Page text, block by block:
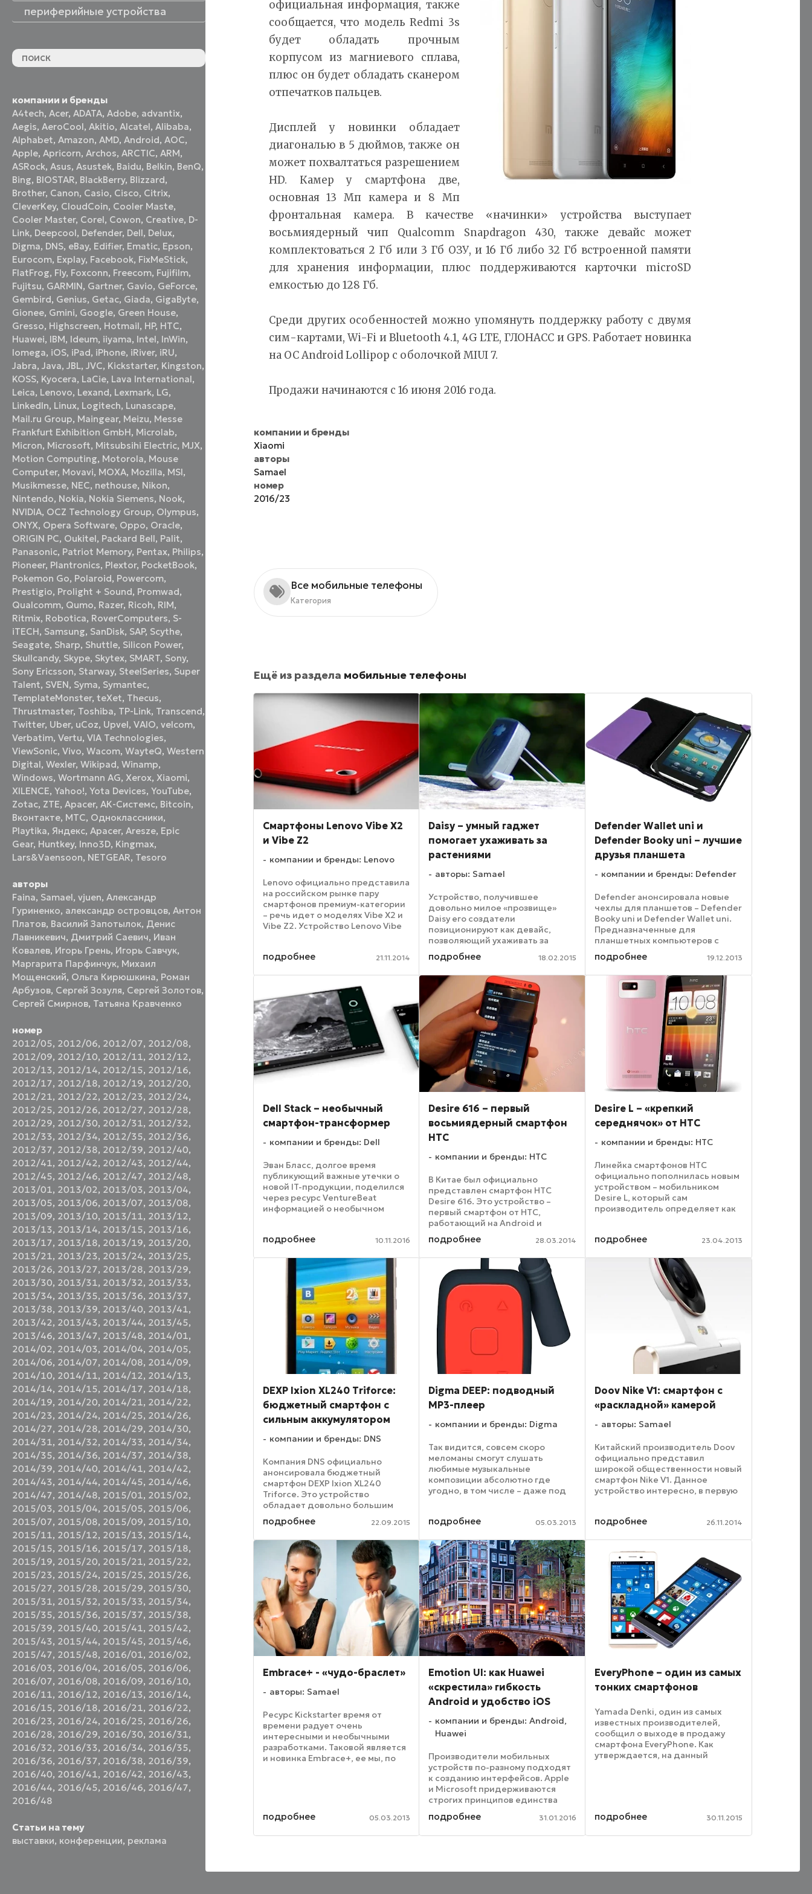
периферийные устройства
компании и бренды
A4tech,Acer,ADATA,Adobe, advantix,
Aegis,AeroCool,Akitio,Alcatel,Alibaba,
Alphabet,Amazon,AMD,Android,AOC,
Apple,Apricorn,Archos,ARCTIC,ARM,
ASRock,Asus,Asustek, Baidu, Belkin, BenQ,
Bing, BIOSTAR, BlackBerry, Blizzard,
Brother, Canon, Casio, Cisco, Citrix,
CleverKey, CloudCoin, Cooler Maste,
Cooler Master, Corel, Cowon, Creative, D-
Link, Deepcool, Defender, Dell, Delux,
Digma, DNS, eBay, Edifier, Ematic, Epson,
Eurocom, Explay, Facebook, FixMeStick,
FlatFrog, Fly, Foxconn, Freecom, Fujifilm,
Fujitsu, GARMIN, Gartner, Gavio, GeForce,
Gembird, Genius, Getac, Giada, GigaByte,
Gionee, Gmini, Google, Green House,
Gresso, Highscreen, Hotmail, HP, HTC,
Huawei, IBM, Ideum, iiyama, Intel, InWin,
Iomega, iOS, iPad, iPhone, iRiver, iRU,
Jabra,Java,JBL,JVC, Kickstarter, Kingston,
KOSS, Kyocera, LaCie, Lava International,
Leica, Lenovo, Lexand, Lexmark, LG,
LinkedIn, Linux, Logitech, Lunascape,
Mail.ru Group, Maingear, Meizu, Messe
Frankfurt Exhibition GmbH, Microlab,
Micron, Microsoft, Mitsubsihi Electric, MJX,
Motion Computing, Motorola, Mouse
Computer, Movavi, MOXA, Mozilla, MSI,
Musikmesse, NEC, nethouse, Nikon,
Nintendo, Nokia, Nokia Siemens, Nook,
NVIDIA, OCZ Technology Group, Olympus,
ONYX, Opera Software, Oppo, Oracle,
ORIGIN PC, Oukitel, Packard Bell, Palit,
Panasonic, Patriot Memory, Pentax, Philips,
Pioneer, Plantronics, Plextor, PocketBook,
Pokemon Go, Polaroid, Powercom,
Prestigio, Prolight + Sound, Promwad,
Qualcomm, Qumo, Razer, Ricoh, RIM,
Ritmix, Robotica, RoverComputers, S-
iTECH, Samsung, SanDisk, SAP, Scythe,
Seagate, Sharp, Shuttle, Silicon Power,
Skullcandy, Skype, Skytex, SMART, Sony,
Sony Ericsson, Starway, SteelSeries, Super
Talent, SVEN, Syma, Symantec,
TemplateMonster,teXet, Thecus,
Thrustmaster, Toshiba, TP-Link, Transcend,
Twitter, Uber, uCoz, Upvel,VAIO,velcom,
Verbatim,Vertu,VIA Technologies,
ViewSonic,Vivo,Wacom,WayteQ,Western
Digital,Wexler,Wikipad,Winamp,
Windows,Wortmann AG,Xerox,Xiaomi,
XILENCE,Yahoo!,Yota Devices,YouTube,
Zotac, ZTE,Аpacer,АК-Системс, Вitcoin,
Вконтакте, МТС, Одноклассники,
Playtika, Яндекс,Apacer,Aresze, Epic
Gear, Huntkey, Inno3D, Kingmax,
Lars&Vaensoon, NETGEAR, Tesoro
авторы
Faina, Samael,vjuen,Александр
Гуриненко, александр островцов,Антон
Платов, Василий Запотылок, Денис
Лавникевич, Дмитрий Саевич, Иван
Ковалев, Игорь Грень, Игорь Савчук,
Маргарита Парфинчук, Михаил
Мощенский, Ольга Кирюшкина, Роман
Арбузов, Сергей Зозуля, Сергей Золотов,
Сергей Смирнов, Татьяна Кравченко
номер
2012/05, 2012/06, 2012/07, 2012/08,
2012/09, 2012/10, 2012/11, 2012/12,
2012/13, 2012/14, 2012/15, 2012/16,
2012/17, 2012/18, 2012/19, 2012/20,
2012/21, 2012/22, 2012/23, 2012/24,
2012/25, 2012/26, 2012/27, 2012/28,
2012/29, 2012/30, 2012/31, 2012/32,
2012/33, 2012/34, 2012/35, 2012/36,
2012/37, 2012/38, 2012/39, 2012/40,
2012/41, 2012/42, 2012/43, 2012/44,
2012/45, 2012/46, 2012/47, 2012/48,
2013/01, 2013/02, 2013/03, 2013/04,
2013/05, 2013/06, 2013/07, 2013/08,
2013/09, 2013/10, 2013/11, 2013/12,
2013/13, 2013/14, 2013/15, 2013/16,
2013/17, 2013/18, 2013/19, 2013/20,
2013/21, 2013/23, 2013/24, 2013/25,
2013/26, 2013/27, 2013/28, 2013/29,
2013/30, 2013/31, 2013/32, 2013/33,
2013/34, 2013/35, 2013/36, 2013/37,
2013/38, 2013/39, 2013/40, 2013/41,
2013/42, 2013/43, 2013/44, 2013/45,
2013/46, 2013/47, 2013/48, 2014/01,
2014/02, 2014/03, 2014/04, 2014/05,
2014/06, 2014/07, 2014/08, 2014/09,
2014/10, 2014/11, 2014/12, 2014/13,
2014/14, 2014/15, 2014/17, 2014/18,
2014/19, 2014/20, 2014/21, 2014/22,
2014/23, 2014/24, 2014/25, 2014/26,
2014/27, 2014/28, 2014/29, 2014/30,
2014/31, 2014/32, 2014/33, 2014/34,
2014/35, 2014/36, 2014/37, 2014/38,
2014/39, 2014/40, 2014/41, 2014/42,
2014/43, 2014/44, 2014/45, 2014/46,
2014/47, 2014/48, 2015/01, 2015/02,
2015/03, 2015/04, 2015/05, 2015/06,
2015/07, 2015/08, 2015/09, 2015/10,
2015/11, 2015/12, 2015/13, 2015/14,
2015/15, 2015/16, 2015/17, 2015/18,
2015/19, 2015/20, 2015/21, 2015/22,
2015/23, 2015/24, 2015/25, 2015/26,
2015/27, 2015/28, 2015/29, 2015/30,
2015/31, 2015/32, 2015/33, 2015/34,
2015/35, 2015/36, 2015/37, 2015/38,
2015/39, 2015/40, 2015/41, 2015/42,
2015/43, 2015/44, 2015/45, 2015/46,
2015/47, 2015/48, 2016/01, 2016/02,
2016/03, 2016/04, 2016/05, 2016/06,
2016/07, 2016/08, 2016/09, 2016/10,
2016/11, 2016/12, 2016/13, 2016/14,
2016/15, 2016/18, 2016/21, 2016/22,
2016/23, 2016/24, 2016/25, 2016/26,
2016/28, 2016/29, 2016/30, 2016/31,
2016/32, 2016/33, 2016/34, 2016/35,
2016/36, 2016/37, 2016/38, 2016/39,
2016/40, 2016/41, 2016/42, 2016/43,
2016/44, 2016/45, 2016/46, 2016/47,
2016/48
Статьи на тему
выставки, конференции, реклама
официальная информация, также
сообщается, что модель Redmi 3s
будет обладать прочным
корпусом из магниевого сплава,
плюс он будет обладать сканером
отпечатков пальцев.
Дисплей у новинки обладает
диагональю в 5 дюймов, также он
может похвалтаться разрешением
HD. Камер у смартфона две,
основная 13 Мп камера и 8 Мп
фронтальная камера. В качестве «начинки» устройства выступает
восьмиядерный чип Qualcomm Snapdragon 430, также девайс может
комплектоваться 2 Гб или 3 Гб ОЗУ, и 16 Гб либо 32 Гб встроенной памяти
для хранения информации, плюс поддерживаются карточки microSD
емкостью до 128 Гб.
Среди других особенностей можно упомянуть поддержку работу с двумя
сим-картами, Wi-Fi и Bluetooth 4.1, 4G LTE, ГЛОНАСС и GPS. Работает новинка
на ОС Android Lollipop с оболочкой MIUI 7.
Продажи начинаются с 16 июня 2016 года.
компании и бренды
Xiaomi
авторы
Samael
номер
2016/23
Все мобильные телефоны
Категория
Ещё из раздела мобильные телефоны
Cмартфоны Lenovo Vibe X2
и Vibe Z2
компании и бренды: Lenovo
Lenovo официально представила
на российском рынке пару
смартфонов премиум-категории
– речь идет о моделях Vibe X2 и
Vibe Z2. Устройство Lenovo Vibe
дизайном – корпус словно бы
подробнее 21.11.2014
Daisy – умный гаджет
помогает ухаживать за
растениями
авторы: Samael
Устройство, получившее
довольно милое «прозвище»
Daisy его создатели
позиционируют как девайс,
позволяющий ухаживать за
нашими маленькими зелеными
друзьями – растениями. Гаджет,
созданный специально для
любителей комнатных растений,
недавно вышел на ...
подробнее 18.02.2015
Defender Wallet uni и
Defender Booky uni – лучшие
друзья планшета
компании и бренды: Defender
Defender анонсировала новые
чехлы для планшетов – Defender
Booky uni и Defender Wallet uni.
Предназначенные для
планшетных компьютеров с
диагональю 7" и 10", эти
стильные аксессуары обеспечат
надежную защиту вашим
любимым портативным
устройствам. ...
подробнее 19.12.2013
Dell Stack – необычный
смартфон-трансформер
компании и бренды: Dell
Эван Бласс, долгое время
публикующий важные утечки о
новой IT-продукции, поделился
через ресурс VentureBeat
информацией о необычном
устройство – смартфон,
подробнее 10.11.2016
Desire 616 – первый
восьмиядерный смартфон
HTC
компании и бренды: HTC
В Китае был официально
представлен смартфон HTC
Desire 616. Это устройство –
первый смартфон от HTC,
работающий на Android и
имеющий при этом на
вооружении восьмиядерный
процессор. В данном случае это
«система-на-чипе» MediaTek
MT6592, обладающая ...
подробнее 28.03.2014
Desire L – «крепкий
середнячок» от HTC
компании и бренды: HTC
Линейка смартфонов HTC
официально пополнилась новым
устройством – мобильником
Desire L, который сам
производитель определяет как
экраном, диагональ которого
подробнее 23.04.2013
DEXP Ixion XL240 Triforce:
бюджетный смартфон с
сильным аккумулятором
компании и бренды: DNS
Компания DNS официально
анонсировала бюджетный
смартфон DEXP Ixion XL240
Triforce. Это устройство
обладает довольно большим
экраном, который сочетается
здесь с емким аккумулятором. На
вооружении у новинки находится
4-дюймовый дисплей с IPS-
матрицей, ...
подробнее 22.09.2015
Digma DEEP: подводный
MP3-плеер
компании и бренды: Digma
Так видится, совсем скоро
меломаны смогут слушать
любимые музыкальные
композиции абсолютно где
угодно, в том числе – даже под
Deep, главная особенность
влаги и брызг ...
подробнее 05.03.2013
Doov Nike V1: смартфон с
«раскладной» камерой
авторы: Samael
Китайский производитель Doov
официально представил
широкой общественности новый
смартфон Nike V1. Данное
устройство интересно, в первую
Дело в том, что данная камера
подробнее 26.11.2014
Embrace+ - «чудо-браслет»
авторы: Samael
Ресурс Kickstarter время от
времени радует очень
интересными и необычными
разработками. Таковой является
и новинка Embrace+, ее мы, по
руке, ...
подробнее 05.03.2013
Emotion UI: как Huawei
«скрестила» гибкость
Android и удобство iOS
компании и бренды: Android,
Huawei
Производители мобильных
устройств по-разному подходят
к созданию интерфейсов. Apple
и Microsoft придерживаются
строгих принципов единства
дизайна, в то время как гаджеты
на Android бывают совершенно
подробнее 31.01.2016
EveryPhone – один из самых
тонких смартфонов
Yamada Denki, один из самых
известных производителей,
сообщил о выходе в продажу
смартфона EveryPhone. Как
утверждается, на данный
подробнее 30.11.2015